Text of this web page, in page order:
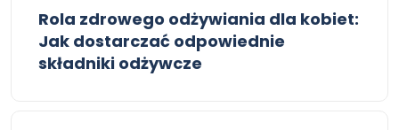
Rola zdrowego odżywiania dla kobiet:
Jak dostarczać odpowiednie
składniki odżywcze